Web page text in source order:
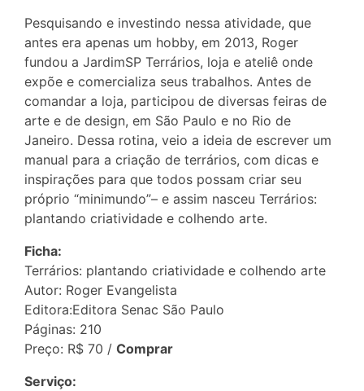
Pesquisando e investindo nessa atividade, que
antes era apenas um hobby, em 2013, Roger
fundou a JardimSP Terrários, loja e ateliê onde
expõe e comercializa seus trabalhos. Antes de
comandar a loja, participou de diversas feiras de
arte e de design, em São Paulo e no Rio de
Janeiro. Dessa rotina, veio a ideia de escrever um
manual para a criação de terrários, com dicas e
inspirações para que todos possam criar seu
próprio “minimundo”– e assim nasceu Terrários:
plantando criatividade e colhendo arte.
Ficha:
Terrários: plantando criatividade e colhendo arte
Autor: Roger Evangelista
Editora:Editora Senac São Paulo
Páginas: 210
Preço: R$ 70 / Comprar
Serviço: